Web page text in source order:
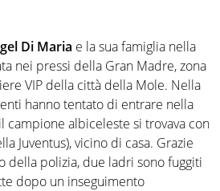
Di Maria e la sua famiglia nella
nei pressi della Gran Madre, zona
VIP della città della Mole. Nella
hanno tentato di entrare nella
campione albiceleste si trovava con
Juventus), vicino di casa. Grazie
della polizia, due ladri sono fuggiti
dopo un inseguimento